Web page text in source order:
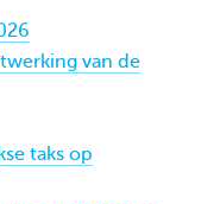
van de
taks op